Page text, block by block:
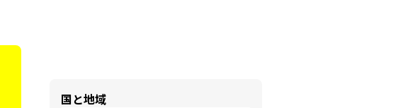
国と地域